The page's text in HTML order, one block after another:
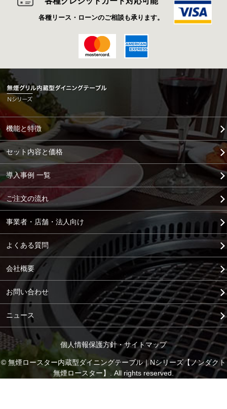
各種リース・ローンのご相談も承ります。
機能と特徴
セット内容と価格
導入事例 一覧
ご注文の流れ
事業者・店舗・法人向け
よくある質問
会社概要
お問い合わせ
ニュース
個人情報保護方針 サイトマップ
© 無煙ロースター内蔵型ダイニングテーブル｜Nシリーズ【ノンダクト
無煙ロースター】. All rights reserved.